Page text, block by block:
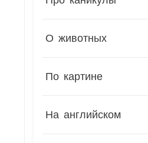
О животных
По картине
На английском